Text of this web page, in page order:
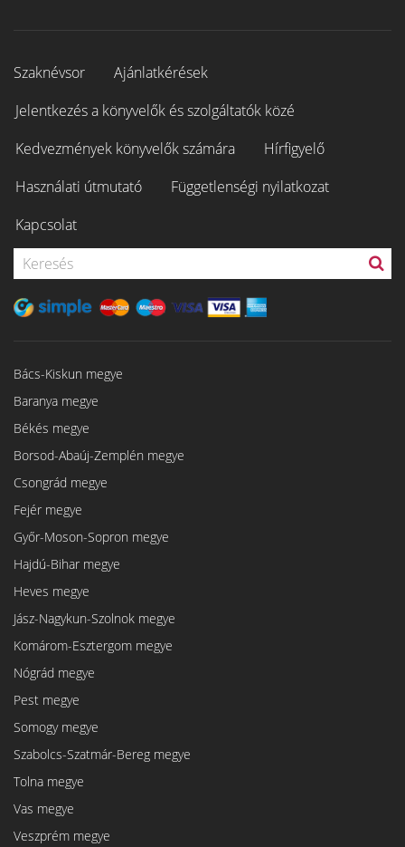
Szaknévsor
Ajánlatkérések
Jelentkezés a könyvelők és szolgáltatók közé
Kedvezmények könyvelők számára
Hírfigyelő
Használati útmutató
Függetlenségi nyilatkozat
Kapcsolat
Bács-Kiskun megye
Baranya megye
Békés megye
Borsod-Abaúj-Zemplén megye
Csongrád megye
Fejér megye
Győr-Moson-Sopron megye
Hajdú-Bihar megye
Heves megye
Jász-Nagykun-Szolnok megye
Komárom-Esztergom megye
Nógrád megye
Pest megye
Somogy megye
Szabolcs-Szatmár-Bereg megye
Tolna megye
Vas megye
Veszprém megye